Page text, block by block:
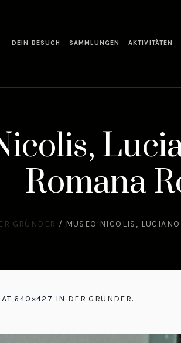
DEIN BESUCH SAMMLUNGEN AKTIVITÄTEN
Romana
GRÜNDER / MUSEO NICOLIS,
AT 640×427 IN DER GRÜNDER.